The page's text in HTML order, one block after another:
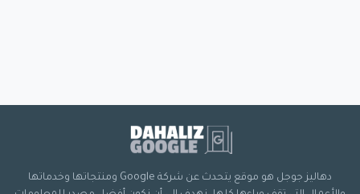
دهاليز جوجل هو موقع يتحدث عن شركة Google ومنتجاتها وخدماتها